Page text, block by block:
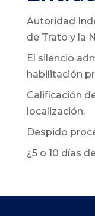
Autoridad
de Trato y la
El silencio
habilitación
Calificación
localización.
Despido
¿5 o 10 días